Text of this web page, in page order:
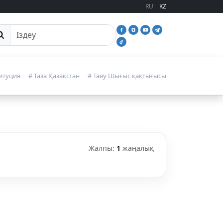
RU KZ
іздеу
# Таза Қазақстан # Таяу Шығыс қақтығысы
Жалпы: 1 жаңалық